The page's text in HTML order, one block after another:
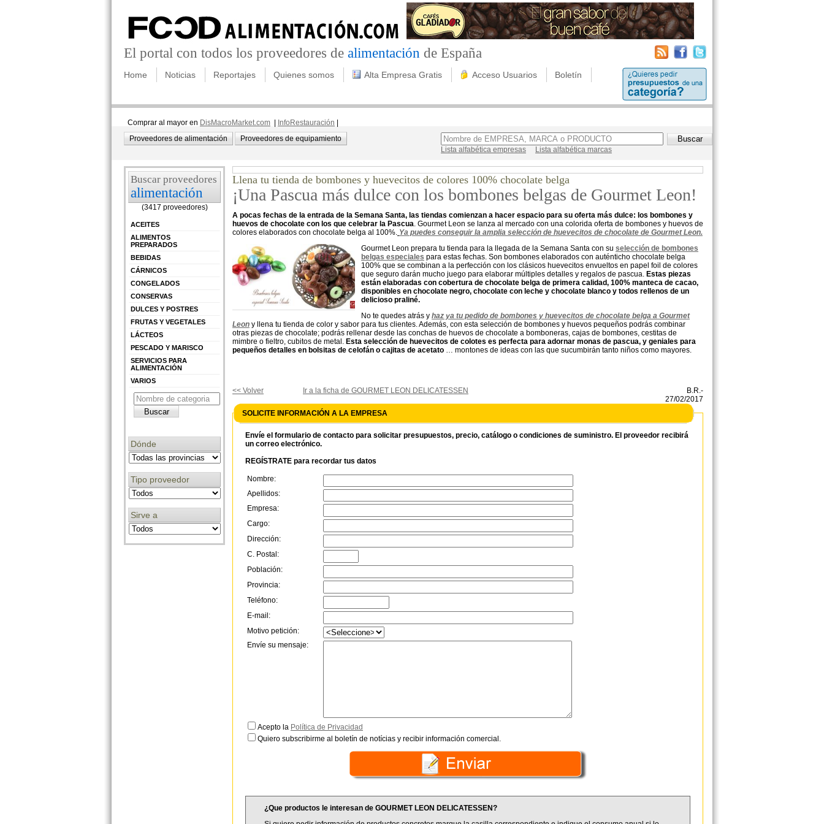
El portal con todos los proveedores de alimentación de España
Home Noticias Reportajes Quienes somos Alta Empresa Gratis Acceso Usuarios Boletín
Comprar al mayor en DisMacroMarket.com InfoRestauración
Proveedores de alimentación
Proveedores de equipamiento
Lista alfabética empresas
Lista alfabética marcas
Buscar proveedores
alimentación
(3417 proveedores)
ACEITES
ALIMENTOS
PREPARADOS
BEBIDAS
CÁRNICOS
CONGELADOS
CONSERVAS
DULCES Y POSTRES
FRUTAS Y VEGETALES
LÁCTEOS
PESCADO Y MARISCO
SERVICIOS PARA
ALIMENTACIÓN
VARIOS
Dónde
Tipo proveedor
Sirve a
Llena tu tienda de bombones y huevecitos de colores 100% chocolate belga
¡Una Pascua más dulce con los bombones belgas de Gourmet Leon!
A pocas fechas de la entrada de la Semana Santa, las tiendas comienzan a hacer espacio para su oferta más dulce: los bombones y
huevos de chocolate con los que celebrar la Pascua. Gourmet Leon se lanza al mercado con una colorida oferta de bombones y huevos de
colores elaborados con chocolate belga al 100%. Ya puedes conseguir la amplia selección de huevecitos de chocolate de Gourmet Leon.
Gourmet Leon prepara tu tienda para la llegada de la Semana Santa con su selección de bombones
belgas especiales para estas fechas. Son bombones elaborados con auténticho chocolate belga
100% que se combinan a la perfección con los clásicos huevecitos envueltos en papel foil de colores
que seguro darán mucho juego para elaborar múltiples detalles y regalos de pascua. Estas piezas
están elaboradas con cobertura de chocolate belga de primera calidad, 100% manteca de cacao,
disponibles en chocolate negro, chocolate con leche y chocolate blanco y todos rellenos de un
delicioso praliné.
No te quedes atrás y haz ya tu pedido de bombones y huevecitos de chocolate belga a Gourmet
Leon y llena tu tienda de color y sabor para tus clientes. Además, con esta selección de bombones y huevos pequeños podrás combinar
otras piezas de chocolate; podrás rellenar desde las conchas de huevos de chocolate a bomboneras, cajas de bombones, cestitas de
mimbre o fieltro, cubitos de metal. Esta selección de huevecitos de colotes es perfecta para adornar monas de pascua, y geniales para
pequeños detalles en bolsitas de celofán o cajitas de acetato … montones de ideas con las que sucumbirán tanto niños como mayores.
<< Volver Ir a la ficha de GOURMET LEON DELICATESSEN
B.R.-
27/02/2017
SOLICITE INFORMACIÓN A LA EMPRESA
Envíe el formulario de contacto para solicitar presupuestos, precio, catálogo o condiciones de suministro. El proveedor recibirá
un correo electrónico.
REGÍSTRATE para recordar tus datos
Nombre:
Apellidos:
Empresa:
Cargo:
Dirección:
C. Postal:
Población:
Provincia:
Teléfono:
E-mail:
Motivo petición:
Envíe su mensaje:
Acepto la Política de Privacidad
Quiero subscribirme al boletín de notícias y recibir información comercial.
¿Que productos le interesan de GOURMET LEON DELICATESSEN?